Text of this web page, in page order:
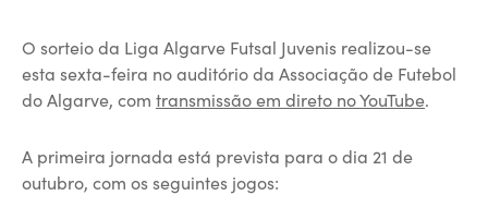
O sorteio da Liga Algarve Futsal Juvenis realizou-se
esta sexta-feira no auditório da Associação de Futebol
do Algarve, com transmissão em direto no YouTube.
A primeira jornada está prevista para o dia 21 de
outubro, com os seguintes jogos: